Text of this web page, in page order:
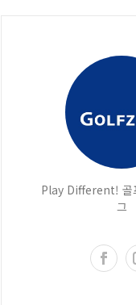
Play Different! 골
그